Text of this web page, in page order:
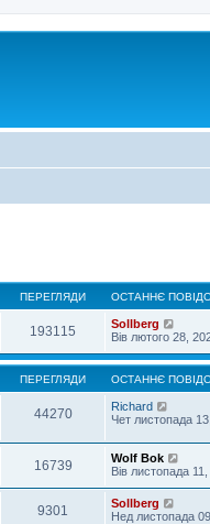
ПЕРЕГЛЯДИ ОСТАННЄ
193115
Sollberg
Вів лютого 28,
ПЕРЕГЛЯДИ ОСТАННЄ
44270
Richard
Чет листопада
16739
Wolf Bok
Вів листопада
9301
Sollberg
Нед листопада